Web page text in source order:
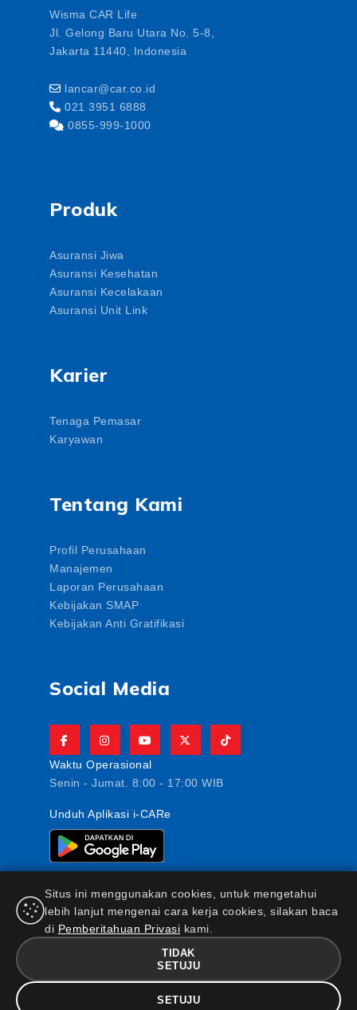
Wisma CAR Life
Jl. Gelong Baru Utara No. 5-8,
Jakarta 11440, Indonesia
lancar@car.co.id
021 3951 6888
0855-999-1000
Produk
Asuransi Jiwa
Asuransi Kesehatan
Asuransi Kecelakaan
Asuransi Unit Link
Karier
Tenaga Pemasar
Karyawan
Tentang Kami
Profil Perusahaan
Manajemen
Laporan Perusahaan
Kebijakan SMAP
Kebijakan Anti Gratifikasi
Social Media
Waktu Operasional
Senin - Jumat. 8:00 - 17:00 WIB
Unduh Aplikasi i-CARe
PT AJ Central Asia Raya berizin dan diawasi oleh
Otoritas Jasa Keuangan
Maklumat & Pernyataan
Kebijakan Keamanan
Informasi|Standar Pelayanan Nasabah|Kebijakan
Situs ini menggunakan cookies, untuk mengetahui
lebih lanjut mengenai cara kerja cookies, silakan baca
di Pemberitahuan Privasi kami.
TIDAK
SETUJU
SETUJU